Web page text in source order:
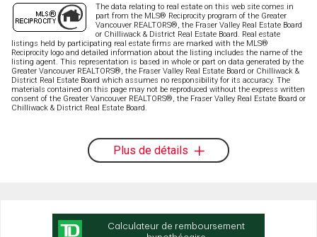
The data relating to real estate on this web site comes in
part from the MLS® Reciprocity program of the Greater
Vancouver REALTORS®, the Fraser Valley Real Estate Board
or Chilliwack & District Real Estate Board. Real estate
listings held by participating real estate firms are marked with the MLS®
Reciprocity logo and detailed information about the listing includes the name of the
listing agent. This representation is based in whole or part on data generated by the
Greater Vancouver REALTORS®, the Fraser Valley Real Estate Board or Chilliwack &
District Real Estate Board which assumes no responsibility for its accuracy. The
materials contained on this page may not be reproduced without the express written
consent of the Greater Vancouver REALTORS®, the Fraser Valley Real Estate Board or
Chilliwack & District Real Estate Board.
Plus de détails